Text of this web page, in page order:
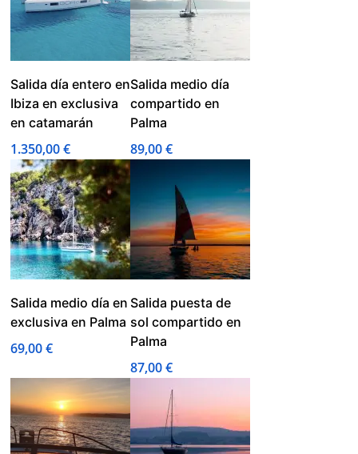
Salida día entero en
Ibiza en exclusiva
en catamarán
1.350,00€
Salida medio día
compartido en
Palma
89,00€
Salida medio día en
exclusiva en Palma
69,00€
Salida puesta de
sol compartido en
Palma
87,00€